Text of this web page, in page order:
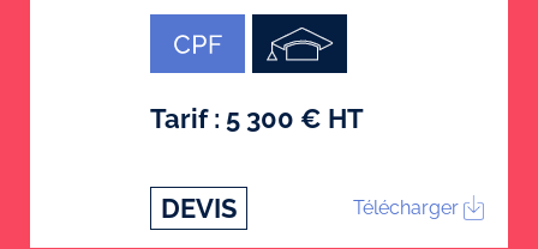
Tarif : 5 300 € HT
DEVIS Télécharger